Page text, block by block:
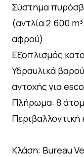
Σύστημα
(αντλία 2.600
αφρού)
Εξοπλισμός
Υδραυλικά
αντοχής για
Πλήρωμα: 8
Κλάση: Bureau